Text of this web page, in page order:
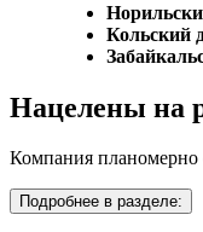
Кольский
Нацелены на
Компания планомерно
Подробнее в разделе: